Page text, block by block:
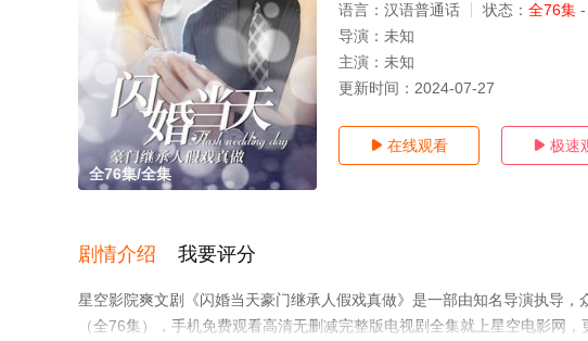
全76集/全集
语言： 汉语普通话 状态： 全76集
导演： 未知
主演： 未知
更新时间： 2024-07-27
 在线观看  极速
剧情介绍 我要评分
星空影院爽文剧《闪婚当天豪门继承人假戏真做》是一部由知名导演执导
（全76集），手机免费观看高清无删减完整版电视剧全集就上星空电影网